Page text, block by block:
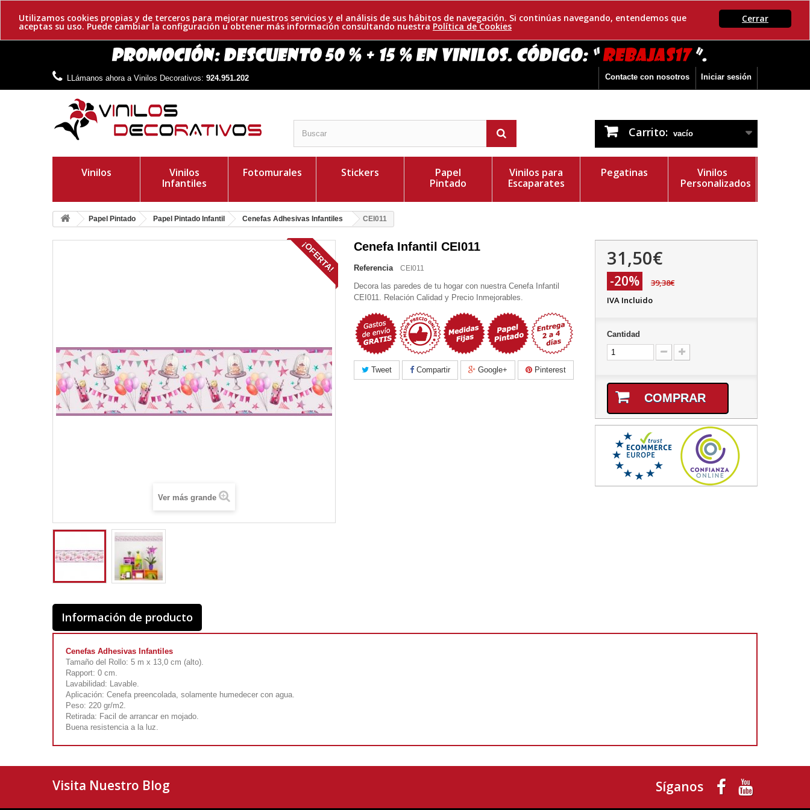
Cerrar
Utilizamos cookies propias y de terceros para mejorar nuestros servicios y el análisis de sus hábitos de navegación. Si continúas navegando, entendemos que
aceptas su uso. Puede cambiar la configuración u obtener más información consultando nuestra Política de Cookies
Iniciar sesión
Contacte con nosotros
LLámanos ahora a Vinilos Decorativos: 924.951.202
Carrito: vacío
Vinilos
Vinilos
Infantiles
Fotomurales Stickers
Papel
Pintado
Vinilos para
Escaparates
Pegatinas
Vinilos
Personalizados
Papel Pintado Papel Pintado Infantil Cenefas Adhesivas Infantiles CEI011
¡OFERTA!
Ver más grande
Cenefa Infantil CEI011
Referencia CEI011
Decora las paredes de tu hogar con nuestra Cenefa Infantil
CEI011. Relación Calidad y Precio Inmejorables.
Tweet Compartir Google+ Pinterest
31,50€
-20%
39,38€
IVA Incluido
Cantidad
COMPRAR
Información de producto
Cenefas Adhesivas Infantiles
Tamaño del Rollo: 5 m x 13,0 cm (alto).
Rapport: 0 cm.
Lavabilidad: Lavable.
Aplicación: Cenefa preencolada, solamente humedecer con agua.
Peso: 220 gr/m2.
Retirada: Facil de arrancar en mojado.
Buena resistencia a la luz.
Visita Nuestro Blog Síganos